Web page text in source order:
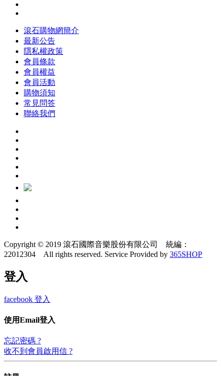
滾石購物網簡介
最新公告
隱私權政策
會員條款
會員權益
會員活動
購物須知
常見問答
聯絡我們
Copyright © 2019 滾石國際音樂股份有限公司 統編：
22012304 All rights reserved. Service Provided by 365SHOP
登入
facebook 登入
使用Email登入
忘記密碼 ?
收不到會員啟用信 ?